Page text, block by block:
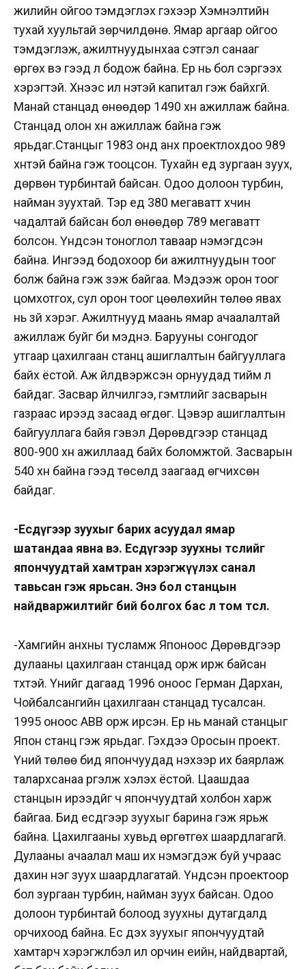
жилийн ойгоо тэмдэглэх гэхээр Хэмнэлтийн
тухай хуультай зөрчилдөнө. Ямар аргаар ойгоо
тэмдэглэж, ажилтнуудынхаа сэтгэл санааг
өргөх вэ гээд л бодож байна. Ер нь бол сэргээх
хэрэгтэй. Хүнээс илүү үнэтэй капитал гэж байхгүй.
Манай станцад өнөөдөр 1490 хүн ажиллаж байна.
Станцад олон хүн ажиллаж байна гэж
ярьдаг.Станцыг 1983 онд анх проектлохдоо 989
хүнтэй байна гэж тооцсон. Тухайн үед зургаан зуух,
дөрвөн турбинтай байсан. Одоо долоон турбин,
найман зуухтай. Тэр үед 380 мегаватт хүчин
чадалтай байсан бол өнөөдөр 789 мегаватт
болсон. Үндсэн тоноглол таваар нэмэгдсэн
байна. Ингээд бодохоор би ажилтнуудын тоог
болж байна гэж үзэж байгаа. Мэдээж орон тоог
цомхотгох, сул орон тоог цөөлөхийн төлөө явах
нь зүй хэрэг. Ажилтнууд маань ямар ачаалалтай
ажиллаж буйг би мэднэ. Барууны сонгодог
утгаар цахилгаан станц ашиглалтын байгууллага
байх ёстой. Аж үйлдвэржсэн орнуудад тийм л
байдаг. Засвар үйлчилгээ, гэмтлийг засварын
газраас ирээд засаад өгдөг. Цэвэр ашиглалтын
байгууллага байя гэвэл Дөрөвдүгээр станцад
800-900 хүн ажиллаад байх боломжтой. Засварын
540 хүн байна гээд төсөлд заагаад өгчихсөн
байдаг.
-Есдүгээр зуухыг барих асуудал ямар
шатандаа явна вэ. Есдүгээр зуухны төслийг
япончуудтай хамтран хэрэгжүүлэх санал
тавьсан гэж ярьсан. Энэ бол станцын
найдваржилтийг бий болгох бас л том төсөл.
-Хамгийн анхны тусламж Японоос Дөрөвдүгээр
дулааны цахилгаан станцад орж ирж байсан
түүхтэй. Үүнийг дагаад 1996 оноос Герман Дархан,
Чойбалсангийн цахилгаан станцад тусалсан.
1995 оноос ABB орж ирсэн. Ер нь манай станцыг
Япон станц гэж ярьдаг. Гэхдээ Оросын проект.
Үүний төлөө бид япончуудад үнэхээр их баярлаж
талархсанаа үргэлж хэлэх ёстой. Цаашдаа
станцын ирээдүйг ч япончуудтай холбон харж
байгаа. Бид есдүгээр зуухыг барина гэж ярьж
байна. Цахилгааны хувьд өргөтгөх шаардлагагүй.
Дулааны ачаалал маш их нэмэгдэж буй учраас
дахин нэг зуух шаардлагатай. Үндсэн проектоор
бол зургаан турбин, найман зуух байсан. Одоо
долоон турбинтай болоод зуухны дутагдалд
орчихоод байна. Ес дэх зуухыг япончуудтай
хамтарч хэрэгжүүлбэл илүү орчин үеийн, найдвартай,